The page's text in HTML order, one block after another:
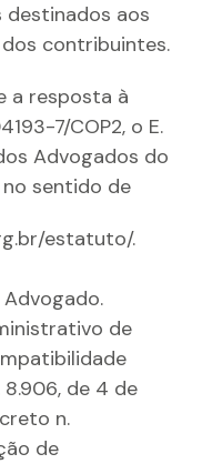
destinados aos
contribuintes.
a resposta à
7/COP2, o E.
Advogados do
no sentido de
estatuto/.
Advogado.
de
8.906, de 4 de
n.
de